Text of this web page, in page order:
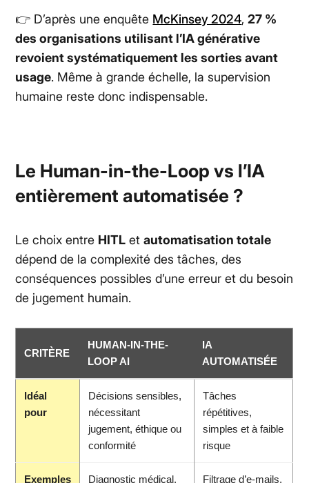
👉 D’après une enquête McKinsey 2024,27 %
des organisations utilisant l’IA générative
revoient systématiquement les sorties avant
usage. Même à grande échelle, la supervision
humaine reste donc indispensable.
Le Human-in-the-Loop vs l’IA
entièrement automatisée ?
Le choix entre HITL etautomatisation totale
dépend de la complexité des tâches, des
conséquences possibles d’une erreur et du besoin
de jugement humain.
CRITÈRE
HUMAN-IN-THE-
LOOP AI
IA
AUTOMATISÉE
Idéal
pour
Décisions sensibles,
nécessitant
jugement, éthique ou
conformité
Tâches
répétitives,
simples et à faible
risque
Exemples Diagnostic médical, Filtrage d’e-mails,